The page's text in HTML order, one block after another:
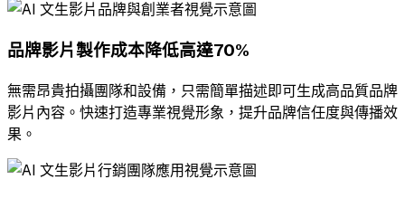
品牌影片製作成本降低高達70%
無需昂貴拍攝團隊和設備，只需簡單描述即可生成高品質品牌
影片內容。快速打造專業視覺形象，提升品牌信任度與傳播效
果。